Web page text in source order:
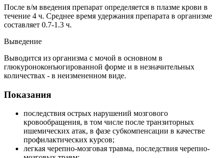
После в/м введения препарат определяется в плазме крови в
течение 4 ч. Среднее время удержания препарата в организме
составляет 0.7-1.3 ч.
Выведение
Выводится из организма с мочой в основном в
глюкуроноконъюгированной форме и в незначительных
количествах - в неизмененном виде.
Показания
последствия острых нарушений мозгового
кровообращения, в том числе после транзиторных
ишемических атак, в фазе субкомпенсации в качестве
профилактических курсов;
легкая черепно-мозговая травма, последствия черепно-